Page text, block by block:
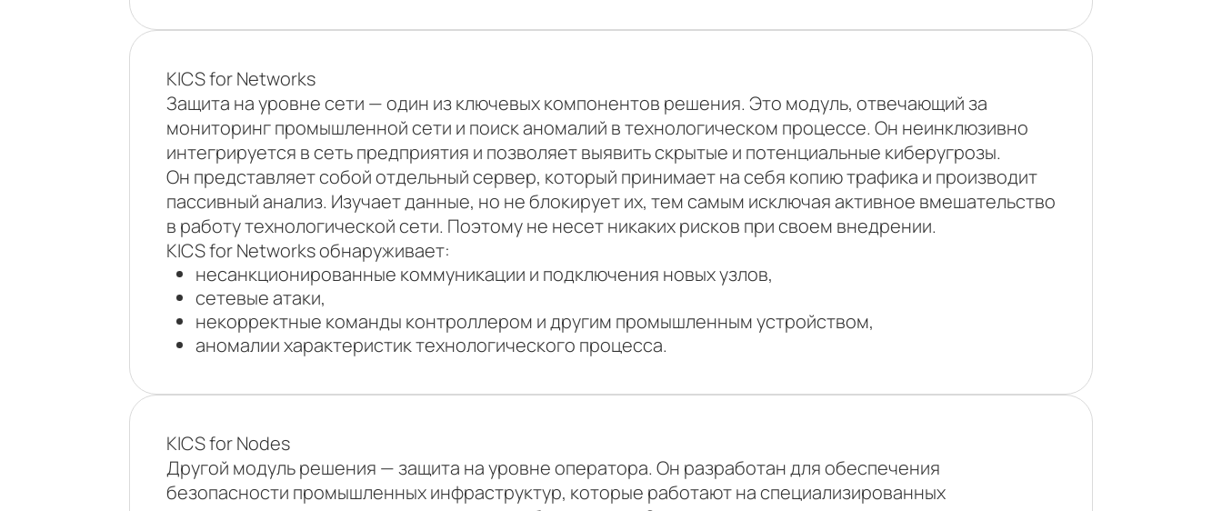
KICS for Networks
Защита на уровне сети — один из ключевых компонентов решения. Это модуль, отвечающий за
мониторинг промышленной сети и поиск аномалий в технологическом процессе. Он неинклюзивно
интегрируется в сеть предприятия и позволяет выявить скрытые и потенциальные киберугрозы.
Он представляет собой отдельный сервер, который принимает на себя копию трафика и производит
пассивный анализ. Изучает данные, но не блокирует их, тем самым исключая активное вмешательство
в работу технологической сети. Поэтому не несет никаких рисков при своем внедрении.
KICS for Networks обнаруживает:
несанкционированные коммуникации и подключения новых узлов,
сетевые атаки,
некорректные команды контроллером и другим промышленным устройством,
аномалии характеристик технологического процесса.
KICS for Nodes
Другой модуль решения — защита на уровне оператора. Он разработан для обеспечения
безопасности промышленных инфраструктур, которые работают на специализированных